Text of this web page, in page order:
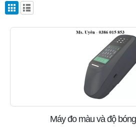
Máy đo màu và độ